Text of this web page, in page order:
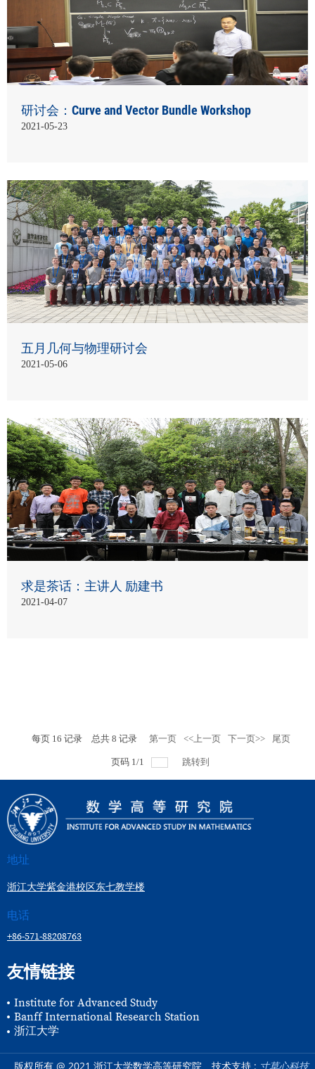
研讨会：Curve and Vector Bundle Workshop
2021-05-23
五月几何与物理研讨会
2021-05-06
求是茶话：主讲人 励建书
2021-04-07
每页 16 记录 总共 8 记录 第一页 <<上一页 下一页>> 尾页
页码 1/1 跳转到
地址
浙江大学紫金港校区东七教学楼
电话
+86-571-88208763
友情链接
Institute for Advanced Study
Banff International Research Station
浙江大学
版权所有 @ 2021 浙江大学数学高等研究院 技术支持 : 寸草心科技